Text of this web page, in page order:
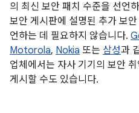
의 최신 보안 패치 수준을 선언
보안 게시판에 설명된 추가 보
언하는 데 필요하지 않습니다.
Motorola, Nokia 또는 삼성과
업체에서는 자사 기기의 보안
게시할 수도 있습니다.